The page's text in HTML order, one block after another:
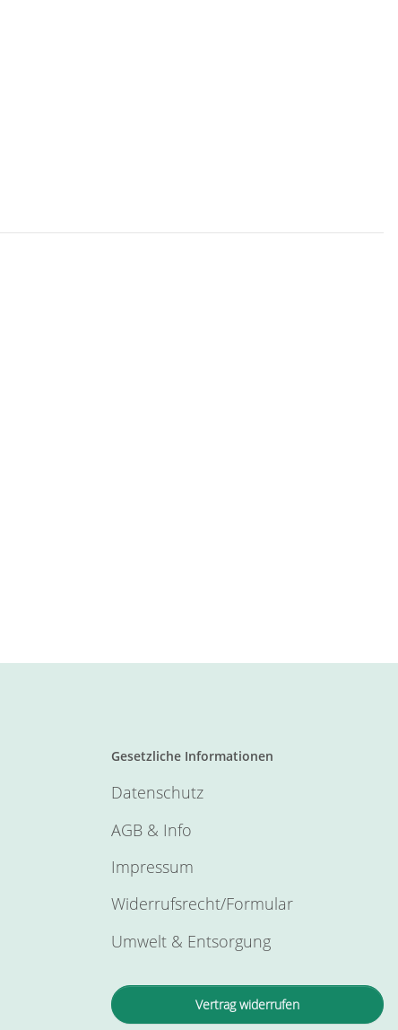
Gesetzliche Informationen
Datenschutz
AGB & Info
Impressum
Widerrufsrecht/Formular
Umwelt & Entsorgung
Vertrag widerrufen